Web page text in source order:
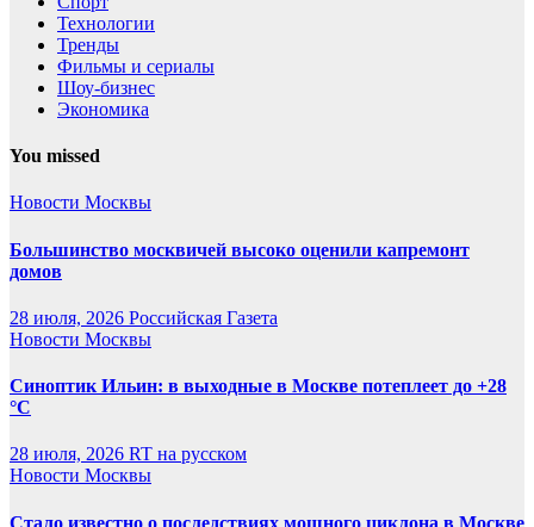
Технологии
Тренды
Фильмы и сериалы
Шоу-бизнес
Экономика
You missed
Новости Москвы
Большинство москвичей высоко оценили капремонт
домов
28 июля, 2026 Российская Газета
Новости Москвы
Синоптик Ильин: в выходные в Москве потеплеет до +28
°C
28 июля, 2026 RT на русском
Новости Москвы
Стало известно о последствиях мощного циклона в Москве